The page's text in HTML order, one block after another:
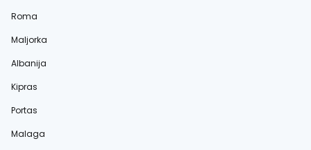
Roma
Maljorka
Albanija
Kipras
Portas
Malaga